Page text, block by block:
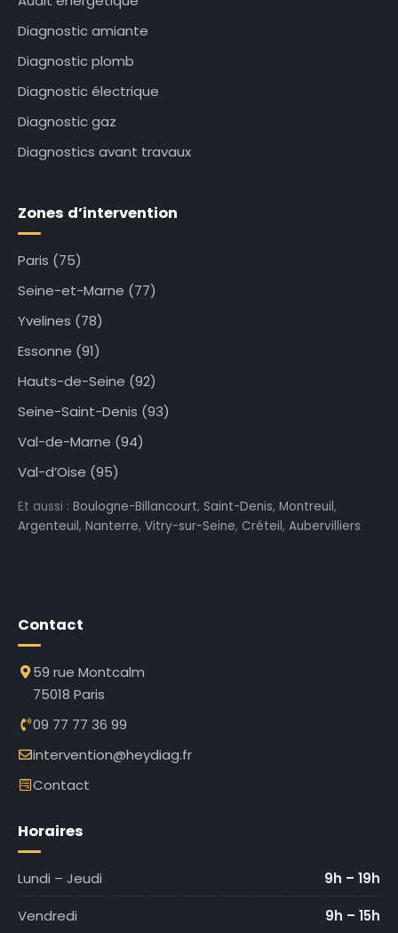
Diagnostic amiante
Diagnostic plomb
Diagnostic électrique
Diagnostic gaz
Diagnostics avant travaux
Zones d’intervention
Paris (75)
Seine-et-Marne (77)
Yvelines (78)
Essonne (91)
Hauts-de-Seine (92)
Seine-Saint-Denis (93)
Val-de-Marne (94)
Val-d’Oise (95)
Et aussi : Boulogne-Billancourt, Saint-Denis, Montreuil,
Argenteuil, Nanterre, Vitry-sur-Seine, Créteil, Aubervilliers
Contact
59 rue Montcalm
75018 Paris
09 77 77 36 99
intervention@heydiag.fr
Contact
Horaires
Lundi – Jeudi
9h – 19h
Vendredi
9h – 15h